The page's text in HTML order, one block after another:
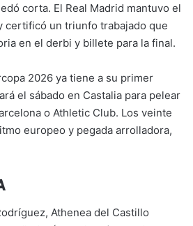
corta. El Real Madrid mantuvo el
certificó un triunfo trabajado que
en el derbi y billete para la final.
2026 ya tiene a su primer
el sábado en Castalia para pelear
o Athletic Club. Los veinte
europeo y pegada arrolladora,
Athenea del Castillo